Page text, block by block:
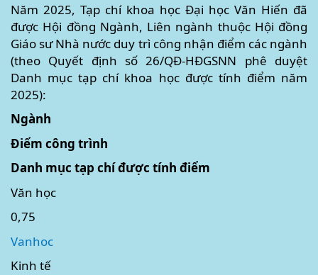
Năm 2025, Tạp chí khoa học Đại học Văn Hiến đã
được Hội đồng Ngành, Liên ngành thuộc Hội đồng
Giáo sư Nhà nước duy trì công nhận điểm các ngành
(theo Quyết định số 26/QĐ-HĐGSNN phê duyệt
Danh mục tạp chí khoa học được tính điểm năm
2025):
Ngành
Điểm công trình
Danh mục tạp chí được tính điểm
Văn học
0,75
Vanhoc
Kinh tế